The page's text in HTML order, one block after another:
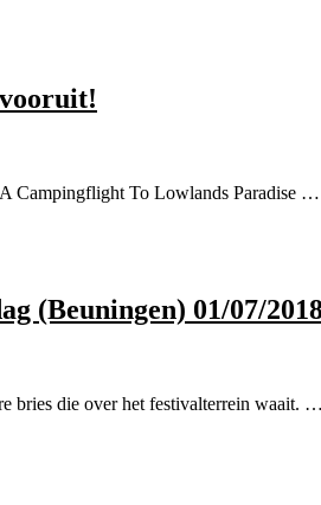
A Campingflight To Lowlands Paradise …
(Beuningen) 01/07/
bries die over het festivalterrein waait. …